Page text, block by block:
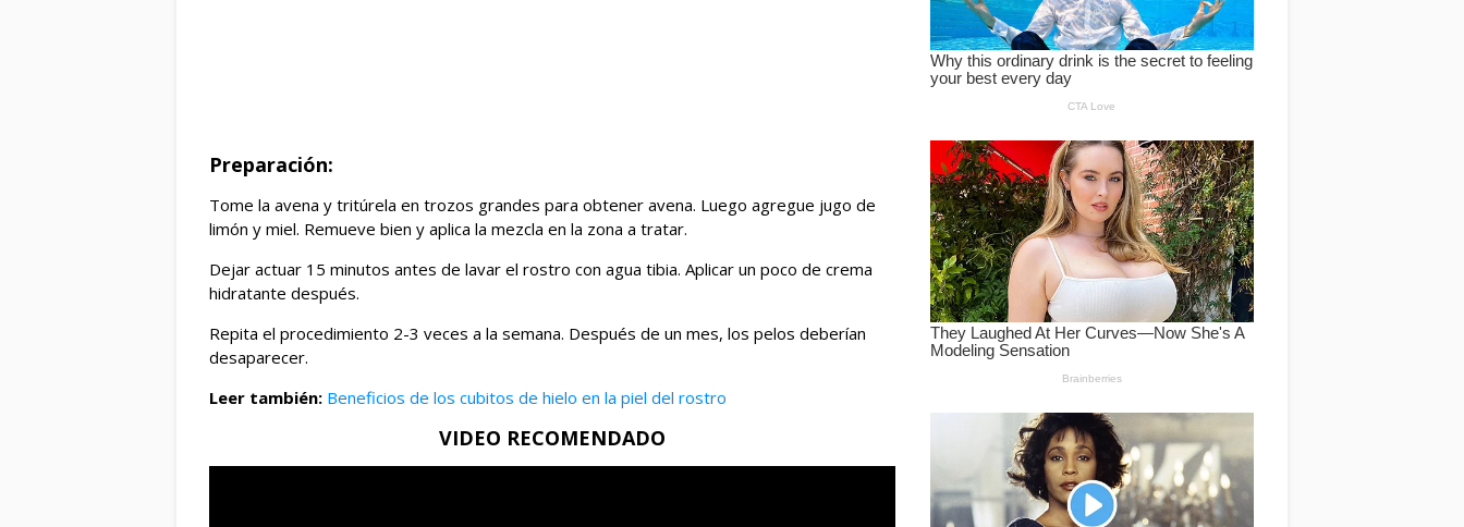
Preparación:
Tome la avena y tritúrela en trozos grandes para obtener avena. Luego agregue jugo de
limón y miel. Remueve bien y aplica la mezcla en la zona a tratar.
Dejar actuar 15 minutos antes de lavar el rostro con agua tibia. Aplicar un poco de crema
hidratante después.
Repita el procedimiento 2-3 veces a la semana. Después de un mes, los pelos deberían
desaparecer.
Leer también: Beneficios de los cubitos de hielo en la piel del rostro
VIDEO RECOMENDADO